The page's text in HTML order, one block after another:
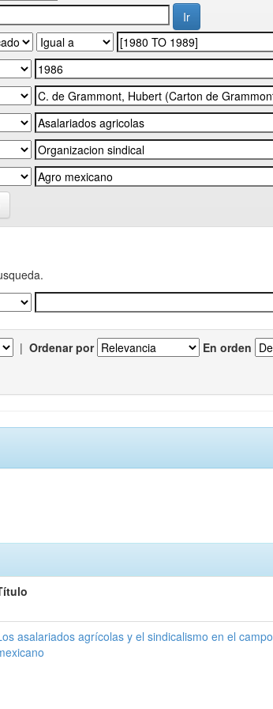
| Ordenar por En orden
asalariados agrícolas y el sindicalismo en el campo